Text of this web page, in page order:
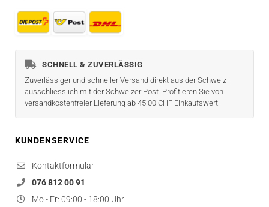
SCHNELL & ZUVERLÄSSIG
Zuverlässiger und schneller Versand direkt aus der Schweiz
ausschliesslich mit der Schweizer Post. Profitieren Sie von
versandkostenfreier Lieferung ab 45.00 CHF Einkaufswert.
KUNDENSERVICE
Kontaktformular
076 812 00 91
Mo - Fr: 09:00 - 18:00 Uhr